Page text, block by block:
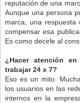
reputación de una
Aunque una persona
marca, una
compensar esa
Es como decirle al
¿Hacer atención
trabajar 24 x 7?
Eso es un mito.
los usuarios en las
internos en la